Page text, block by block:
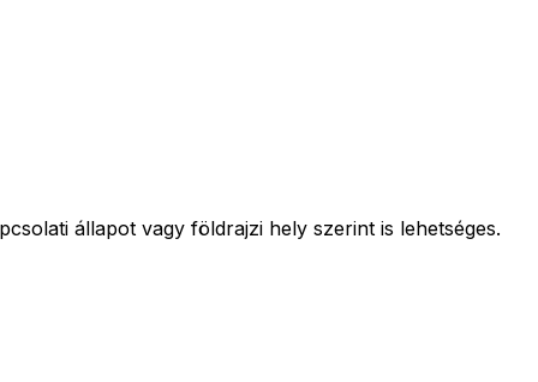
állapot vagy földrajzi hely szerint is lehetséges.